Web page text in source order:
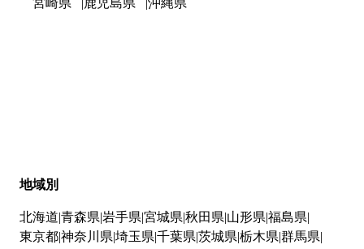
宮崎県
鹿児島県 沖縄県
地域別
北海道 青森県 岩手県 宮城県 秋田県 山形県 福島県
東京都神奈川県 埼玉県 千葉県 茨城県 栃木県 群馬県